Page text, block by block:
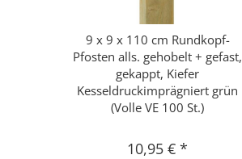
Schnellkauf
9 x 9 x 110 cm Rundkopf-
Pfosten alls. gehobelt + gefast,
gekappt, Kiefer
Kesseldruckimprägniert grün
(Volle VE 100 St.)
10,95 €*